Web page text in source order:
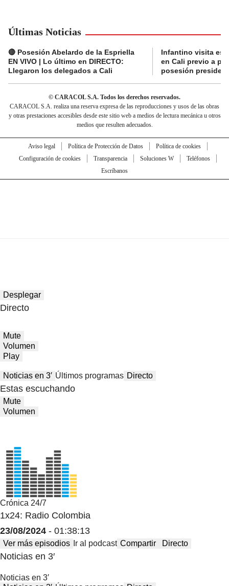
Últimas Noticias
🔴 Posesión Abelardo de la Espriella
EN VIVO | Lo último en DIRECTO:
Llegaron los delegados a Cali
Infantino visita
en Cali previo a
posesión
© CARACOL S.A. Todos los derechos reservados.
CARACOL S.A. realiza una reserva expresa de las reproducciones y usos de las obras
y otras prestaciones accesibles desde este sitio web a medios de lectura mecánica u otros
medios que resulten adecuados.
Aviso legal Política de Protección de Datos
Política de cookies
Configuración de cookies
Transparencia Soluciones W
Teléfonos
Escríbanos
Desplegar
Directo
Mute
Volumen
Play
Noticias en 3′ Últimos programas Directo
Estas escuchando
Mute
Volumen
Crónica 24/7
1x24: Radio Colombia
23/08/2024 - 01:38:13
Ver más episodios Ir al podcast Compartir Directo
Noticias en 3′
Noticias en 3′